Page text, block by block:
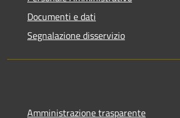
Documenti e dati
Segnalazione disservizio
Amministrazione trasparente